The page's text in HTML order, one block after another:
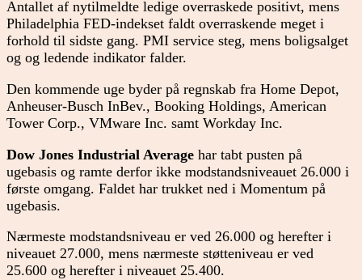
Antallet af nytilmeldte ledige overraskede positivt, mens
Philadelphia FED-indekset faldt overraskende meget i
forhold til sidste gang. PMI service steg, mens boligsalget
og og ledende indikator falder.
Den kommende uge byder på regnskab fra Home Depot,
Anheuser-Busch InBev., Booking Holdings, American
Tower Corp., VMware Inc. samt Workday Inc.
Dow Jones Industrial Average har tabt pusten på
ugebasis og ramte derfor ikke modstandsniveauet 26.000 i
første omgang. Faldet har trukket ned i Momentum på
ugebasis.
Nærmeste modstandsniveau er ved 26.000 og herefter i
niveauet 27.000, mens nærmeste støtteniveau er ved
25.600 og herefter i niveauet 25.400.